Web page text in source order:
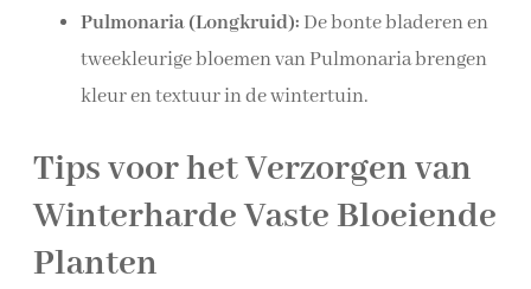
Pulmonaria (Longkruid): De bonte bladeren en
tweekleurige bloemen van Pulmonaria brengen
kleur en textuur in de wintertuin.
Tips voor het Verzorgen van
Winterharde Vaste Bloeiende
Planten